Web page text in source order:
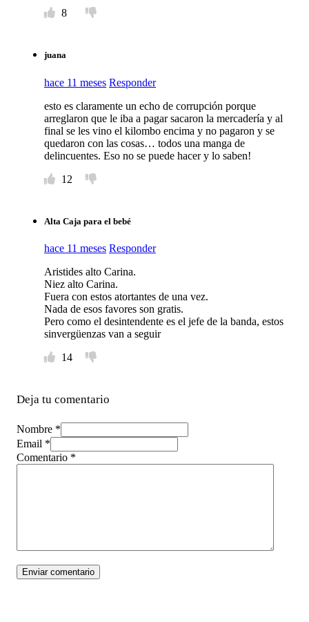
8
juana
hace 11 meses Responder
esto es claramente un echo de corrupción porque
arreglaron que le iba a pagar sacaron la mercadería y al
final se les vino el kilombo encima y no pagaron y se
quedaron con las cosas… todos una manga de
delincuentes. Eso no se puede hacer y lo saben!
12
Alta Caja para el bebé
hace 11 meses Responder
Aristides alto Carina.
Niez alto Carina.
Fuera con estos atortantes de una vez.
Nada de esos favores son gratis.
Pero como el desintendente es el jefe de la banda, estos
sinvergüenzas van a seguir
14
Deja tu comentario
Nombre *
Email *
Comentario *